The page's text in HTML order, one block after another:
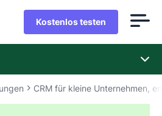
Kostenlos testen
CRM für kleine Unternehmen,